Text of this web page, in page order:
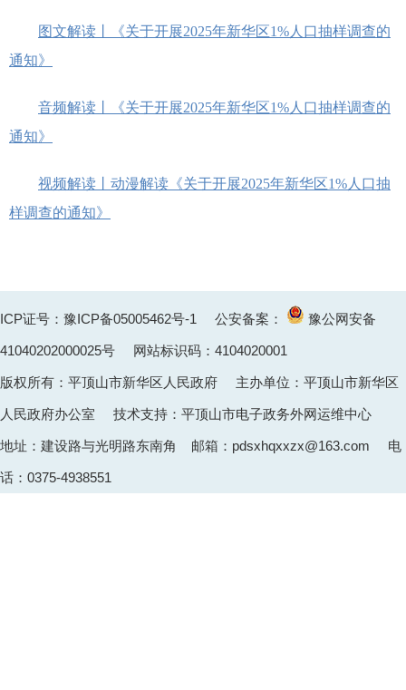
图文解读丨《关于开展2025年新华区1%人口抽样调查的
通知》
音频解读丨《关于开展2025年新华区1%人口抽样调查的
通知》
视频解读丨动漫解读《关于开展2025年新华区1%人口抽
样调查的通知》
ICP证号：豫ICP备05005462号-1 公安备案： 豫公网安备
41040202000025号 网站标识码：4104020001
版权所有：平顶山市新华区人民政府 主办单位：平顶山市新华区
人民政府办公室 技术支持：平顶山市电子政务外网运维中心
地址：建设路与光明路东南角 邮箱：pdsxhqxxzx@163.com 电
话：0375-4938551